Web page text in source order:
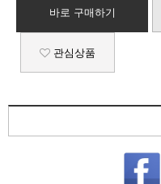
바로 구매하기
관심상품